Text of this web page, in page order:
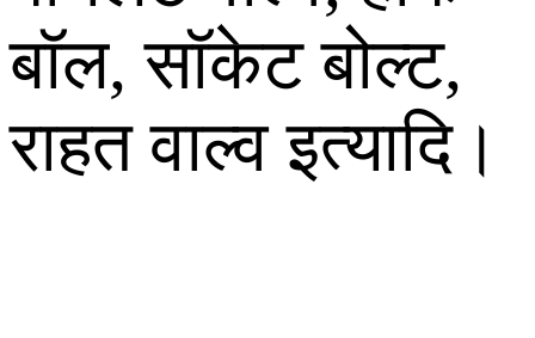
बॉल, सॉकेट बोल्ट,
राहत वाल्व इत्यादि।